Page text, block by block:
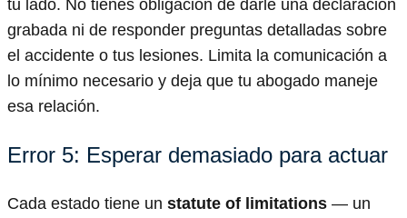
tu lado. No tienes obligación de darle una declaración
grabada ni de responder preguntas detalladas sobre
el accidente o tus lesiones. Limita la comunicación a
lo mínimo necesario y deja que tu abogado maneje
esa relación.
Error 5: Esperar demasiado para actuar
Cada estado tiene un statute of limitations — un